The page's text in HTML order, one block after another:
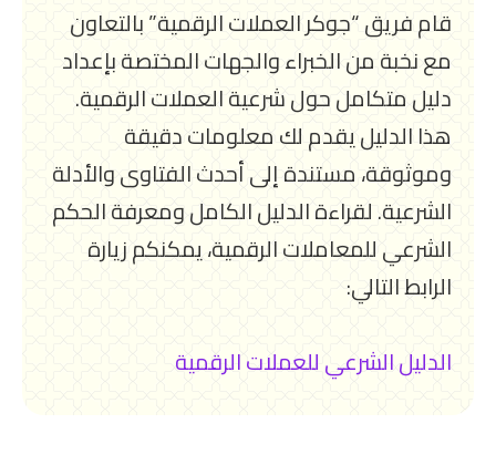
قام فريق “جوكر العملات الرقمية” بالتعاون
مع نخبة من الخبراء والجهات المختصة بإعداد
دليل متكامل حول شرعية العملات الرقمية.
هذا الدليل يقدم لك معلومات دقيقة
وموثوقة، مستندة إلى أحدث الفتاوى والأدلة
الشرعية. لقراءة الدليل الكامل ومعرفة الحكم
الشرعي للمعاملات الرقمية، يمكنكم زيارة
الرابط التالي:
الدليل الشرعي للعملات الرقمية